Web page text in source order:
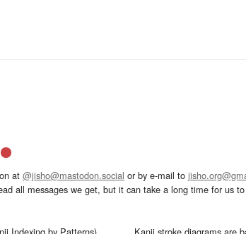
at @jisho@mastodon.social or by e-mail to
all messages we get, but it can take a long time for us